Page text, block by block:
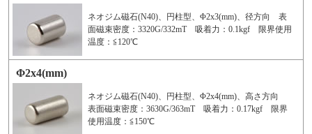
ネオジム磁石(N40)、円柱型、Φ2x3(mm)、径方向 表
面磁束密度：3320G/332mT 吸着力：0.1kgf 限界使用
温度：≦120℃
Φ2x4(mm)
ネオジム磁石(N40)、円柱型、Φ2x4(mm)、高さ方向
表面磁束密度：3630G/363mT 吸着力：0.17kgf 限界
使用温度：≦150℃